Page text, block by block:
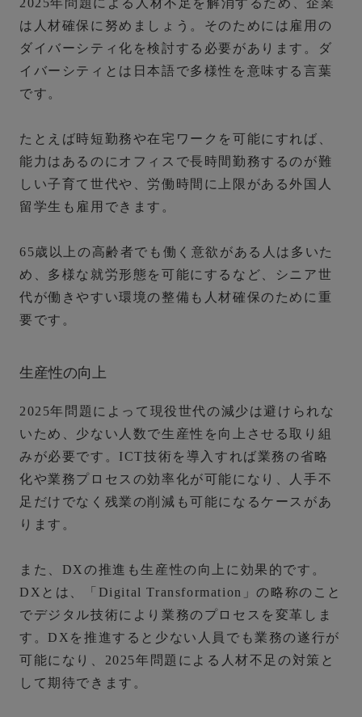
2025年問題による人材不足を解消するため、企業
は人材確保に努めましょう。そのためには 雇用の
ダイバーシティ化を検討する必要があります。
ダ
イバーシティとは日本語で多様性を意味する言葉
です。
たとえば時短勤務や在宅ワークを可能にすれば、
能力はあるのにオフィスで長時間勤務するのが難
しい子育て世代や、労働時間に上限がある外国人
留学生も雇用できます。
65歳以上の高齢者でも働く意欲がある人は多いた
め、多様な就労形態を可能にするなど、シニア世
代が働きやすい環境の整備も人材確保のために重
要です。
生産性の向上
2025年問題によって現役世代の減少は避けられな
いため、少ない人数で生産性を向上させる取り組
みが必要です。ICT技術を導入すれば業務の省略
化や業務プロセスの効率化が可能になり、人手不
足だけでなく残業の削減も可能になるケースがあ
ります。
また、DXの推進も生産性の向上に効果的です。
DXとは、「Digital Transformation」の略称のこと
でデジタル技術により業務のプロセスを変革しま
す。DXを推進すると少ない人員でも業務の遂行が
可能になり、2025年問題による人材不足の対策と
して期待できます。